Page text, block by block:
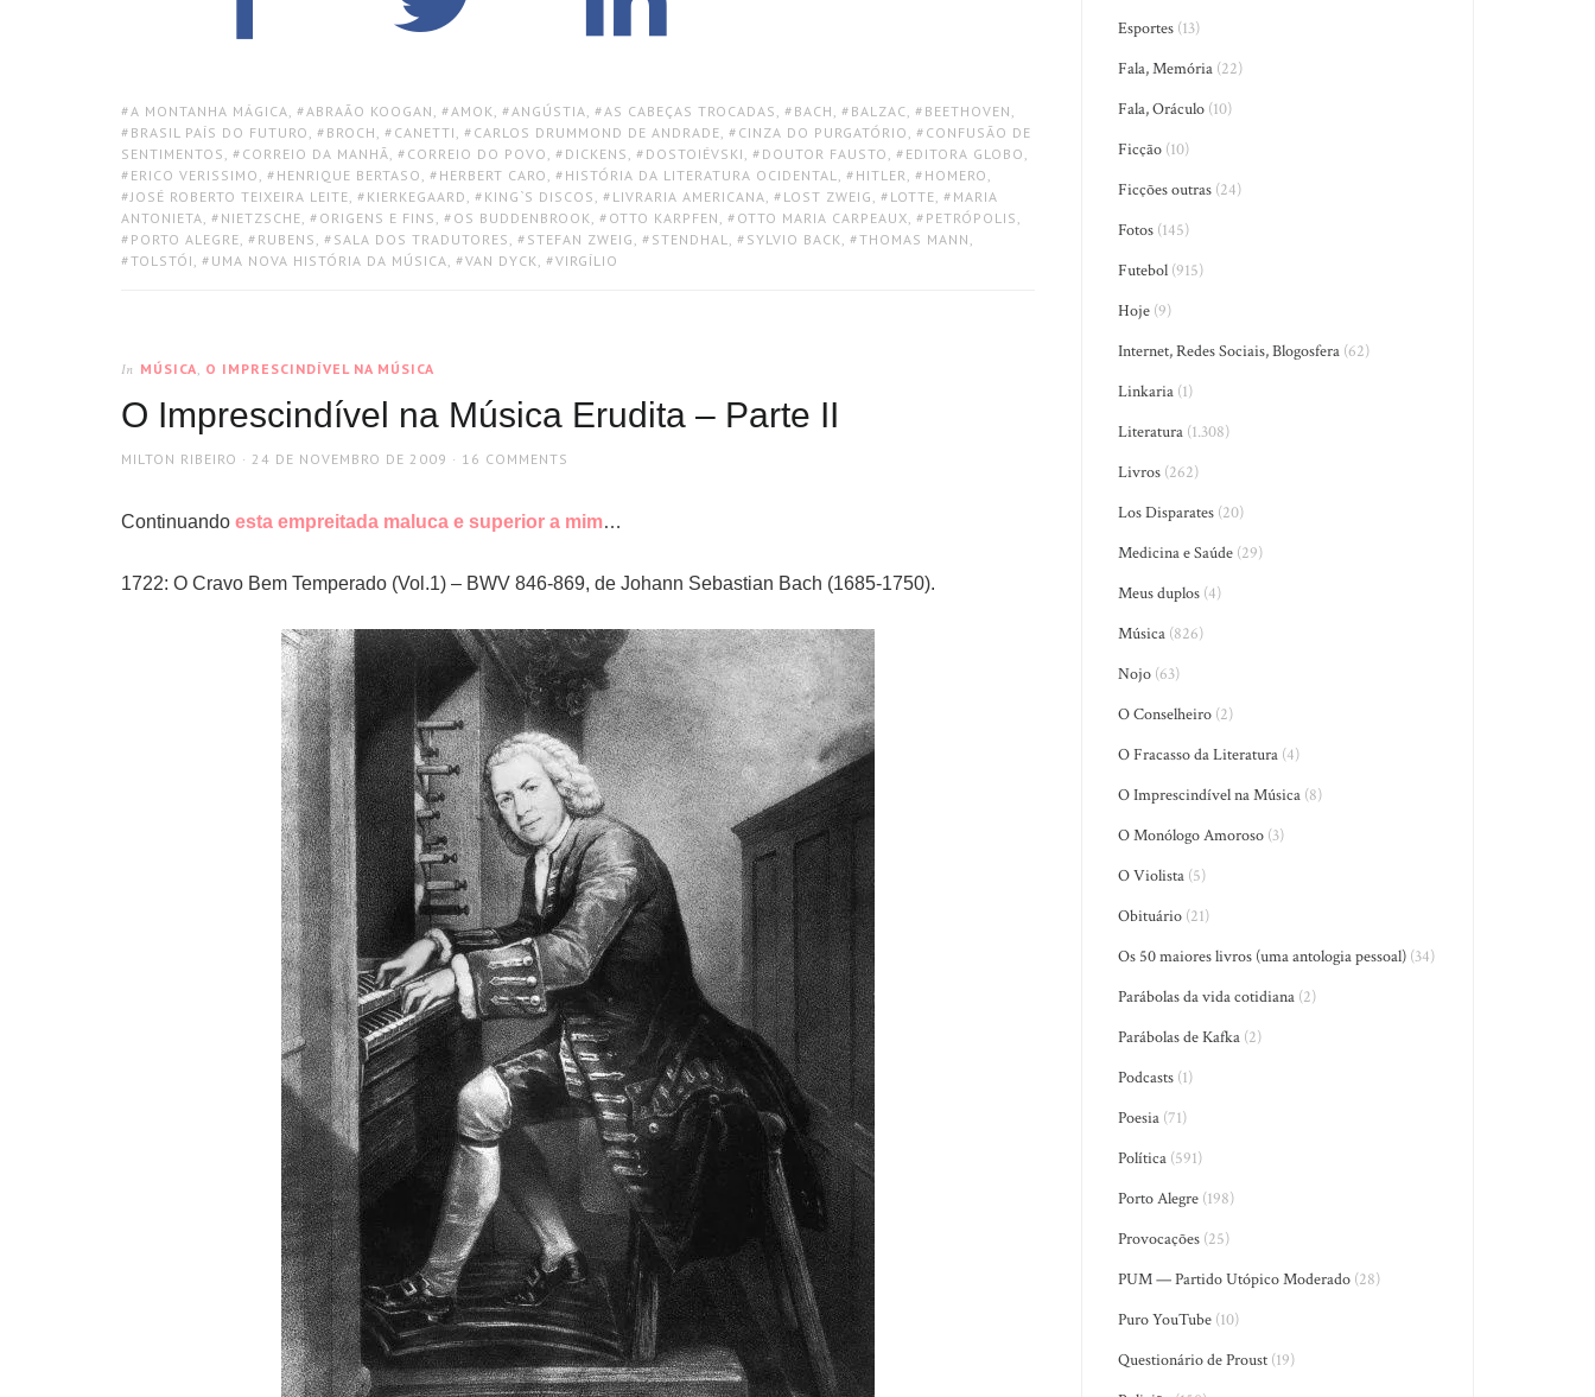
TAGS:
A MONTANHA MÁGICA ABRAÃO KOOGAN AMOK ANGÚSTIA AS CABEÇAS TROCADAS BACH BALZAC BEETHOVEN
BRASIL PAÍS DO FUTURO
BROCH CANETTI CARLOS DRUMMOND DE ANDRADE CINZA DO PURGATÓRIO
CONFUSÃO DE
SENTIMENTOS
CORREIO DA MANHÃ CORREIO DO POVO DICKENS DOSTOIÉVSKI DOUTOR FAUSTO EDITORA GLOBO
ERICO VERISSIMO
HENRIQUE BERTASO HERBERT CARO HISTÓRIA DA LITERATURA OCIDENTAL HITLER HOMERO
JOSÉ ROBERTO TEIXEIRA LEITE
KIERKEGAARD KING`S DISCOS LIVRARIA AMERICANA LOST ZWEIG LOTTE
MARIA
ANTONIETA
NIETZSCHE ORIGENS E FINS OS BUDDENBROOK OTTO KARPFEN OTTO MARIA CARPEAUX PETRÓPOLIS
PORTO ALEGRE
RUBENS SALA DOS TRADUTORES STEFAN ZWEIG STENDHAL SYLVIO BACK THOMAS MANN
TOLSTÓI
UMA NOVA HISTÓRIA DA MÚSICA VAN DYCK VIRGÍLIO
In MÚSICA, O IMPRESCINDÍVEL NA MÚSICA
O Imprescindível na Música Erudita – Parte II
AUTHOR
MILTON RIBEIRO
POSTED
24 DE NOVEMBRO DE 2009 16 COMMENTS
Continuando esta empreitada maluca e superior a mim…
1722: O Cravo Bem Temperado (Vol.1) – BWV 846-869, de Johann Sebastian Bach (1685-1750).
Esportes (13)
Fala, Memória (22)
Fala, Oráculo (10)
Ficção (10)
Ficções outras (24)
Fotos (145)
Futebol (915)
Hoje (9)
Internet, Redes Sociais, Blogosfera (62)
Linkaria (1)
Literatura (1.308)
Livros (262)
Los Disparates (20)
Medicina e Saúde (29)
Meus duplos (4)
Música (826)
Nojo (63)
O Conselheiro (2)
O Fracasso da Literatura (4)
O Imprescindível na Música (8)
O Monólogo Amoroso (3)
O Violista (5)
Obituário (21)
Os 50 maiores livros (uma antologia pessoal) (34)
Parábolas da vida cotidiana (2)
Parábolas de Kafka (2)
Podcasts (1)
Poesia (71)
Política (591)
Porto Alegre (198)
Provocações (25)
PUM — Partido Utópico Moderado (28)
Puro YouTube (10)
Questionário de Proust (19)